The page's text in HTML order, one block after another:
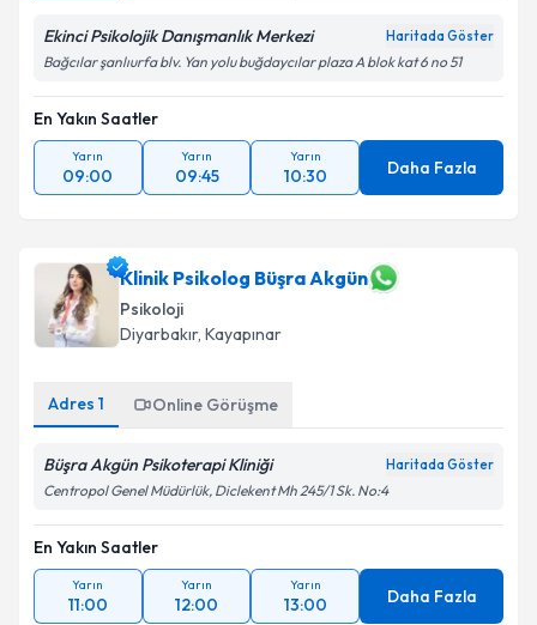
Ekinci Psikolojik Danışmanlık Merkezi Haritada Göster
Bağcılar şanlıurfa blv. Yan yolu buğdaycılar plaza A blok kat 6 no 51
En Yakın Saatler
Yarın
09:00
Yarın
09:45
Yarın
10:30 Daha Fazla
Klinik Psikolog Büşra Akgün
Psikoloji
Diyarbakır, Kayapınar
Adres 1 Online Görüşme
Büşra Akgün Psikoterapi Kliniği Haritada Göster
Centropol Genel Müdürlük, Diclekent Mh 245/1 Sk. No:4
En Yakın Saatler
Yarın
11:00
Yarın
12:00
Yarın
13:00 Daha Fazla